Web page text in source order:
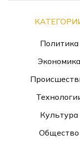
Политика
Экономика
Культура
Общество